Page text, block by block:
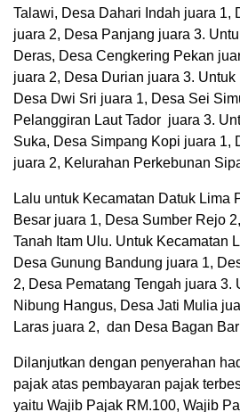
Talawi, Desa Dahari Indah juara 1,
juara 2, Desa Panjang juara 3.
Deras, Desa Cengkering Pekan
juara 2, Desa Durian juara 3. Untuk
Desa Dwi Sri juara 1, Desa Sei
Pelanggiran Laut Tador juara 3.
Suka, Desa Simpang Kopi juara 1,
juara 2, Kelurahan Perkebunan
Lalu untuk Kecamatan Datuk Lima
Besar juara 1, Desa Sumber Rejo
Tanah Itam Ulu. Untuk Kecamatan
Desa Gunung Bandung juara 1,
2, Desa Pematang Tengah juara 3.
Nibung Hangus, Desa Jati Mulia
Laras juara 2, dan Desa Bagan
Dilanjutkan dengan penyerahan
pajak atas pembayaran pajak
yaitu Wajib Pajak RM.100, Wajib